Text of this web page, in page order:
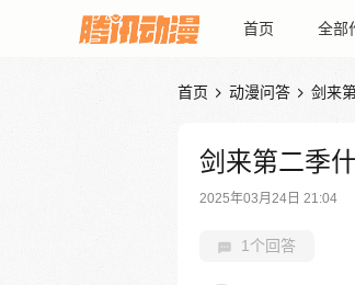
首页 全部
首页  动漫问答  剑来
剑来第二季
2025年03月24日 21:04
1个回答